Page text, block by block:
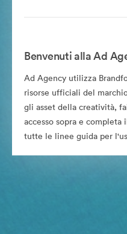
Benvenuti alla Ad
Ad Agency utilizza
risorse ufficiali del
gli asset della creatività,
accesso sopra e
tutte le linee guida per